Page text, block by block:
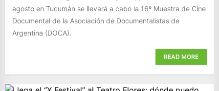
agosto en Tucumán se llevará a cabo la 16º Muestra de Cine
Documental de la Asociación de Documentalistas de
Argentina (DOCA).
READ MORE